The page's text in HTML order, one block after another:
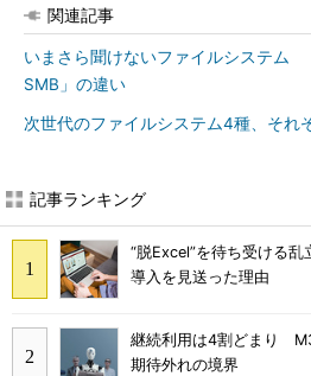
関連記事
いまさら聞けないファイルシステム
SMB」の違い
次世代のファイルシステム4種、それ
記事ランキング
“脱Excel”を待ち受ける
導入を見送った理由
継続利用は4割どまり
期待外れの境界